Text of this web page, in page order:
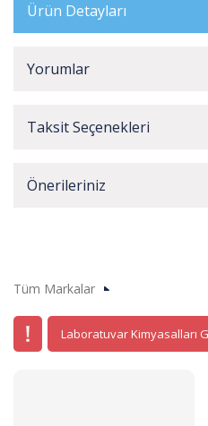
Ürün Detayları
Yorumlar
Taksit Seçenekleri
Önerileriniz
Tüm Markalar
Laboratuvar Kimyasalları